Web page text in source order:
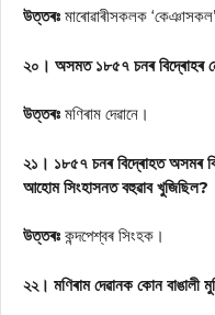
উত্তৰঃ মাৰোৱাৰীসকলক
২০। অসমত ১৮৫৭ চনৰ বিদ্ৰোহৰ
উত্তৰঃ মণিৰাম দেৱানে।
২১। ১৮৫৭ চনৰ বিদ্ৰোহত অসমৰ
আহোম সিংহাসনত বহুৱাব খুজিছিল?
উত্তৰঃ কন্দপেশ্বৰ সিংহক।
২২। মণিৰাম দেৱানক কোন বাঙালী